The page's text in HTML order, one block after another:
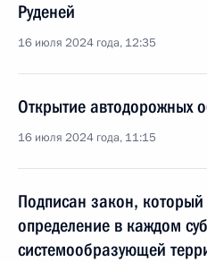
Руденей
16 июля 2024 года, 12:35
Открытие автодорожных
16 июля 2024 года, 11:15
Подписан закон, который
определение в каждом
системообразующей